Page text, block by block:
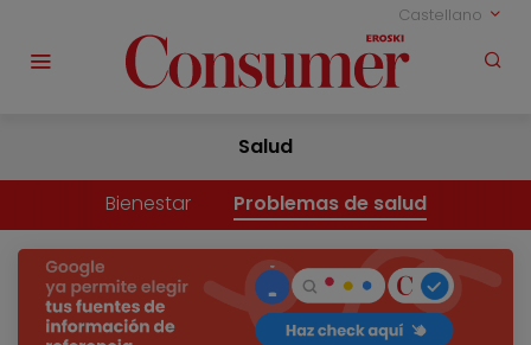
Castellano
Salud
Bienestar Problemas de salud